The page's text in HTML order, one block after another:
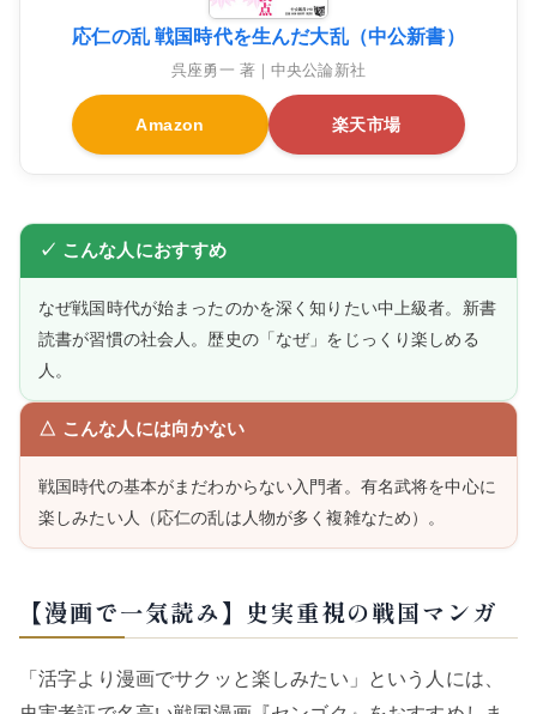
応仁の乱 戦国時代を生んだ大乱（中公新書）
呉座勇一 著｜中央公論新社
Amazon 楽天市場
✓ こんな人におすすめ
なぜ戦国時代が始まったのかを深く知りたい中上級者。新書
読書が習慣の社会人。歴史の「なぜ」をじっくり楽しめる
人。
△ こんな人には向かない
戦国時代の基本がまだわからない入門者。有名武将を中心に
楽しみたい人（応仁の乱は人物が多く複雑なため）。
【漫画で一気読み】史実重視の戦国マンガ
「活字より漫画でサクッと楽しみたい」という人には、